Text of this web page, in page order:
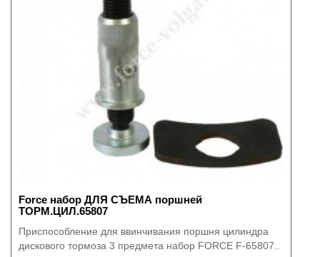
Force набор ДЛЯ СЪЕМА поршней
ТОРМ.ЦИЛ.65807
Приспособление для ввинчивания поршня цилиндра
дискового тормоза 3 предмета набор FORCE F-65807..